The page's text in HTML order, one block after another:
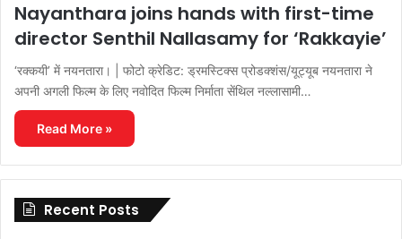
Nayanthara joins hands with first-time
director Senthil Nallasamy for ‘Rakkayie’
‘रक्कयी’ में नयनतारा। | फोटो क्रेडिट: ड्रमस्टिक्स प्रोडक्शंस/यूट्यूब नयनतारा ने
अपनी अगली फिल्म के लिए नवोदित फिल्म निर्माता सेंथिल नल्लासामी…
Read More »
Recent Posts